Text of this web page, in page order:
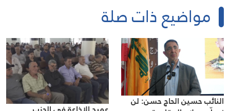
مواضيع ذات صلة
النائب حسين الحاج حسن: لن